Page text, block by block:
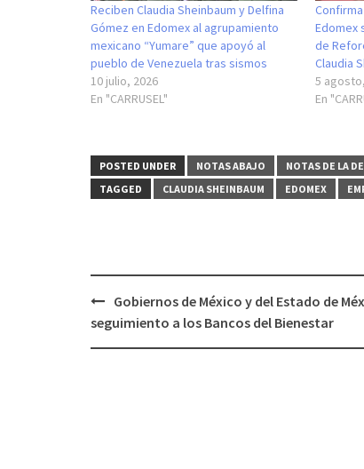
Reciben Claudia Sheinbaum y Delfina
Gómez en Edomex al agrupamiento
mexicano “Yumare” que apoyó al
pueblo de Venezuela tras sismos
10 julio, 2026
En "CARRUSEL"
Edomex
de
Claudia
5
En
POSTED UNDER NOTAS ABAJO
NOTAS DE LA
TAGGED
CLAUDIA SHEINBAUM EDOMEX
Post
navigation
Gobiernos de México y del Estado de
seguimiento a los Bancos del Bienestar